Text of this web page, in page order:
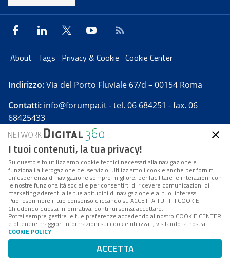
About Tags Privacy & Cookie Cookie Center
Indirizzo:Via del Porto Fluviale 67/d – 00154 Roma
Contatti: info@forumpa.it- tel. 06 684251 - fax. 06
68425433
Forumpa.itè una pubblicazione telematica iscritta
presso Registro della stampa del Tribunale di Roma -
Reg. n. 182 del 2 maggio 2008 - Direttore resp. Michela
Stentella
FPA s.r.l. è società soggetta a Direzione e
Coordinamento da parte di Digital360 S.p.A. - FPA s.r.l.
è un'azienda certificata per il sistema di management
Codice Fiscale/Partita IVA n. 10693191008 - R.E.A. Roma
n. 1249791. ISP AWS
I tuoi contenuti, la tua privacy!
Su questo sito utilizziamo cookie tecnici necessari alla navigazione e
funzionali all’erogazione del servizio. Utilizziamo i cookie anche per fornirti
un’esperienza di navigazione sempre migliore, per facilitare le interazioni con
le nostre funzionalità social e per consentirti di ricevere comunicazioni di
marketing aderenti alle tue abitudini di navigazione e ai tuoi interessi.
Puoi esprimere il tuo consenso cliccando su ACCETTA TUTTI I COOKIE.
Chiudendo questa informativa, continui senza accettare.
Potrai sempre gestire le tue preferenze accedendo al nostro COOKIE CENTER
e ottenere maggiori informazioni sui cookie utilizzati, visitando la nostra
COOKIE POLICY.
ACCETTA